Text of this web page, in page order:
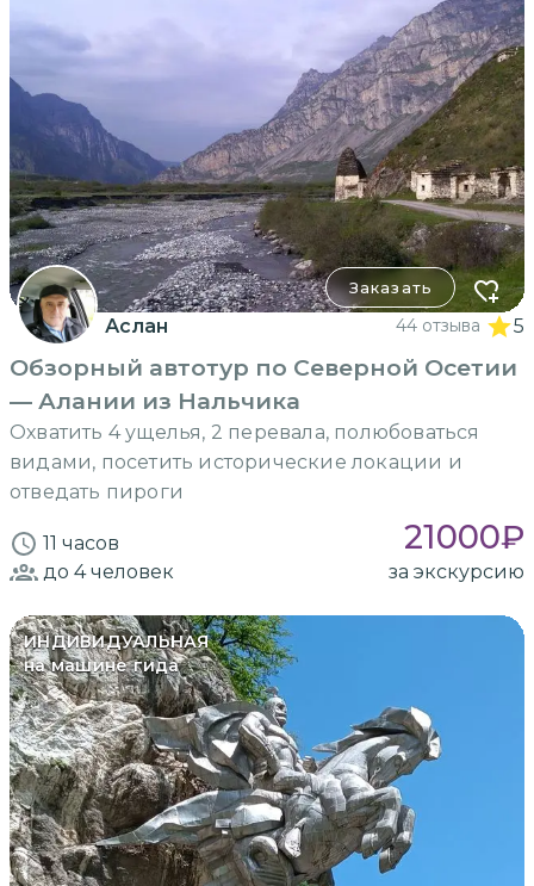
Заказать
Аслан 44 отзыва 5
Обзорный автотур по Северной Осетии
— Алании из Нальчика
Охватить 4 ущелья, 2 перевала, полюбоваться
видами, посетить исторические локации и
отведать пироги
11 часов 21000₽
до 4человек за экскурсию
ИНДИВИДУАЛЬНАЯ
на машине гида